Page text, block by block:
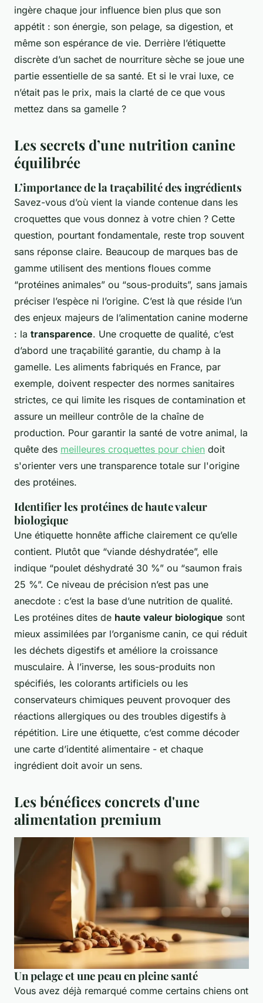
ingère chaque jour influence bien plus que son
appétit : son énergie, son pelage, sa digestion, et
même son espérance de vie. Derrière l’étiquette
discrète d’un sachet de nourriture sèche se joue une
partie essentielle de sa santé. Et si le vrai luxe, ce
n’était pas le prix, mais la clarté de ce que vous
mettez dans sa gamelle ?
Les secrets d’une nutrition canine
équilibrée
L’importance de la traçabilité des ingrédients
Savez-vous d’où vient la viande contenue dans les
croquettes que vous donnez à votre chien ? Cette
question, pourtant fondamentale, reste trop souvent
sans réponse claire. Beaucoup de marques bas de
gamme utilisent des mentions floues comme
“protéines animales” ou “sous-produits”, sans jamais
préciser l’espèce ni l’origine. C’est là que réside l’un
des enjeux majeurs de l’alimentation canine moderne
: la transparence. Une croquette de qualité, c’est
d’abord une traçabilité garantie, du champ à la
gamelle. Les aliments fabriqués en France, par
exemple, doivent respecter des normes sanitaires
strictes, ce qui limite les risques de contamination et
assure un meilleur contrôle de la chaîne de
production. Pour garantir la santé de votre animal, la
quête des meilleures croquettes pour chien doit
s'orienter vers une transparence totale sur l'origine
des protéines.
Identifier les protéines de haute valeur
biologique
Une étiquette honnête affiche clairement ce qu’elle
contient. Plutôt que “viande déshydratée”, elle
indique “poulet déshydraté 30 %” ou “saumon frais
25 %”. Ce niveau de précision n’est pas une
anecdote : c’est la base d’une nutrition de qualité.
Les protéines dites de haute valeur biologique sont
mieux assimilées par l’organisme canin, ce qui réduit
les déchets digestifs et améliore la croissance
musculaire. À l’inverse, les sous-produits non
spécifiés, les colorants artificiels ou les
conservateurs chimiques peuvent provoquer des
réactions allergiques ou des troubles digestifs à
répétition. Lire une étiquette, c’est comme décoder
une carte d’identité alimentaire - et chaque
ingrédient doit avoir un sens.
Les bénéfices concrets d'une
alimentation premium
Un pelage et une peau en pleine santé
Vous avez déjà remarqué comme certains chiens ont